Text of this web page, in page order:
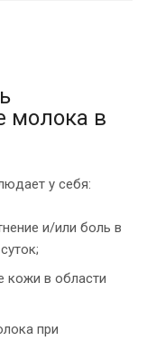
молока в
у себя:
и/или боль в
кожи в области
при